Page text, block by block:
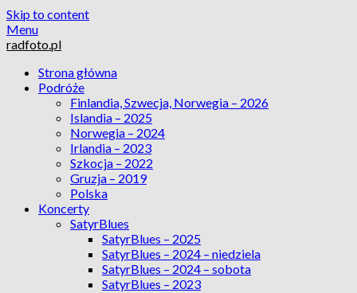
Skip to content
Menu
radfoto.pl
Strona główna
Podróże
Finlandia, Szwecja, Norwegia – 2026
Islandia – 2025
Norwegia – 2024
Irlandia – 2023
Szkocja – 2022
Gruzja – 2019
Polska
Koncerty
SatyrBlues
SatyrBlues – 2025
SatyrBlues – 2024 – niedziela
SatyrBlues – 2024 – sobota
SatyrBlues – 2023